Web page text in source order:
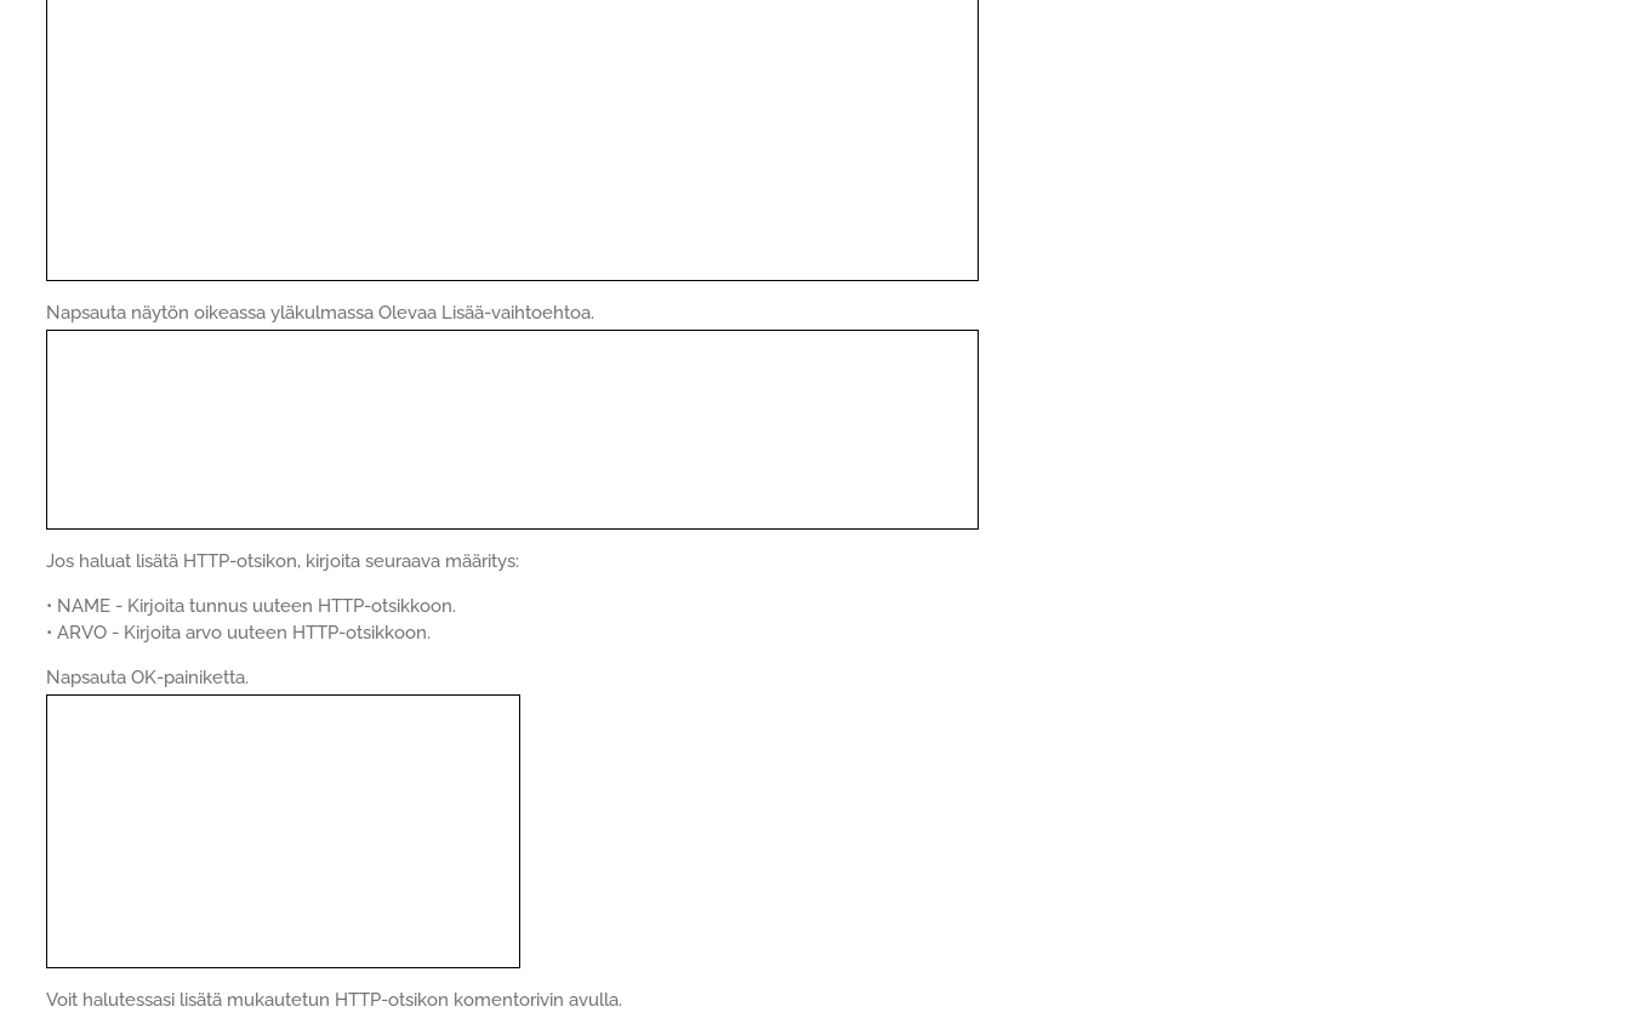
Napsauta näytön oikeassa yläkulmassa Olevaa Lisää-vaihtoehtoa.
Jos haluat lisätä HTTP-otsikon, kirjoita seuraava määritys:
• NAME - Kirjoita tunnus uuteen HTTP-otsikkoon.
• ARVO - Kirjoita arvo uuteen HTTP-otsikkoon.
Napsauta OK-painiketta.
Voit halutessasi lisätä mukautetun HTTP-otsikon komentorivin avulla.